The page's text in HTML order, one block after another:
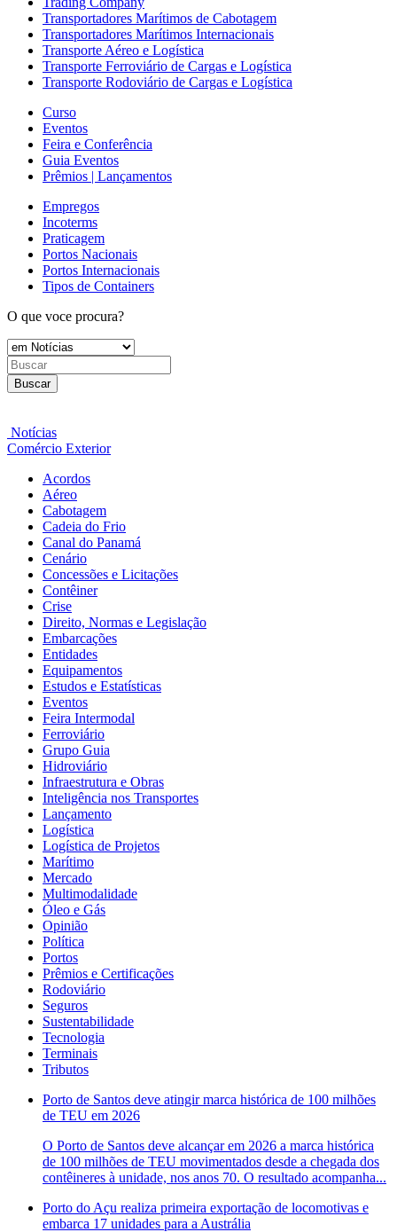
Transportadores Marítimos de Cabotagem
Transportadores Marítimos Internacionais
Transporte Aéreo e Logística
Transporte Ferroviário de Cargas e Logística
Transporte Rodoviário de Cargas e Logística
Curso
Eventos
Feira e Conferência
Guia Eventos
Prêmios | Lançamentos
Empregos
Incoterms
Praticagem
Portos Nacionais
Portos Internacionais
Tipos de Containers
O que voce procura?
Buscar
Notícias
Comércio Exterior
Acordos
Aéreo
Cabotagem
Cadeia do Frio
Canal do Panamá
Cenário
Concessões e Licitações
Contêiner
Crise
Direito, Normas e Legislação
Embarcações
Entidades
Equipamentos
Estudos e Estatísticas
Eventos
Feira Intermodal
Ferroviário
Grupo Guia
Hidroviário
Infraestrutura e Obras
Inteligência nos Transportes
Lançamento
Logística
Logística de Projetos
Marítimo
Mercado
Multimodalidade
Óleo e Gás
Opinião
Política
Portos
Prêmios e Certificações
Rodoviário
Seguros
Sustentabilidade
Tecnologia
Terminais
Tributos
Porto de Santos deve atingir marca histórica de 100 milhões
de TEU em 2026
O Porto de Santos deve alcançar em 2026 a marca histórica
de 100 milhões de TEU movimentados desde a chegada dos
contêineres à unidade, nos anos 70. O resultado acompanha...
Porto do Açu realiza primeira exportação de locomotivas e
embarca 17 unidades para a Austrália